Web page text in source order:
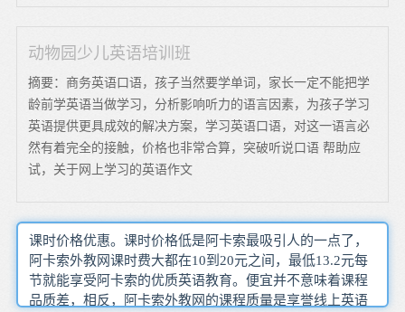
动物园少儿英语培训班
摘要：商务英语口语，孩子当然要学单词，家长一定不能把学
龄前学英语当做学习，分析影响听力的语言因素，为孩子学习
英语提供更具成效的解决方案，学习英语口语，对这一语言必
然有着完全的接触，价格也非常合算，突破听说口语 帮助应
试，关于网上学习的英语作文
课时价格优惠。课时价格低是阿卡索最吸引人的一点了，
阿卡索外教网课时费大都在10到20元之间，最低13.2元每
节就能享受阿卡索的优质英语教育。便宜并不意味着课程
品质差，相反，阿卡索外教网的课程质量是享誉线上英语